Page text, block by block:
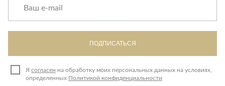
ПОДПИСАТЬСЯ
Я согласен на обработку моих персональных данных на условиях,
определенных Политикой конфиденциальности